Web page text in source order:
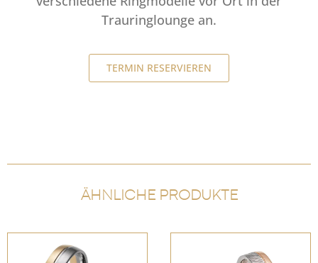
Trauringlounge an.
TERMIN RESERVIEREN
ÄHNLICHE PRODUKTE